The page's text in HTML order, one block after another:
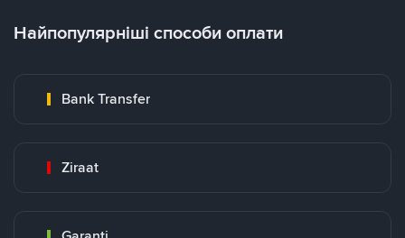
Найпопулярніші способи оплати
Bank Transfer
Ziraat